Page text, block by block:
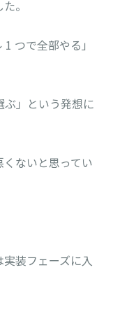
。
つで全部やる」
」という発想に
ないと思ってい
装フェーズに入